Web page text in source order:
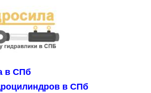
в СПб
в СПб